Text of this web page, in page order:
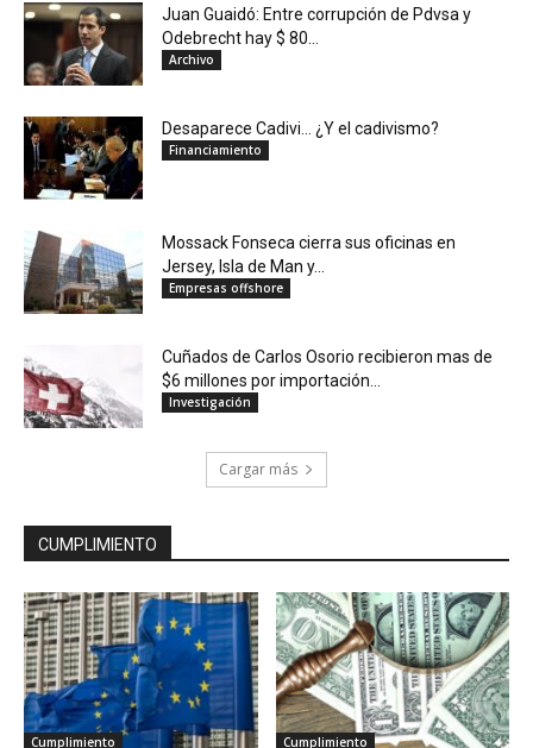
Juan Guaidó: Entre corrupción de Pdvsa y
Odebrecht hay $ 80...
Archivo
Desaparece Cadivi… ¿Y el cadivismo?
Financiamiento
Mossack Fonseca cierra sus oficinas en
Jersey, Isla de Man y...
Empresas offshore
Cuñados de Carlos Osorio recibieron mas de
$6 millones por importación...
Investigación
Cargar más
CUMPLIMIENTO
Cumplimiento Cumplimiento